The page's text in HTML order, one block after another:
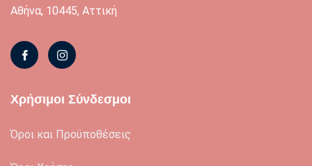
Αθήνα, 10445, Αττική
Χρήσιμοι Σύνδεσμοι
Όροι και Προϋποθέσεις